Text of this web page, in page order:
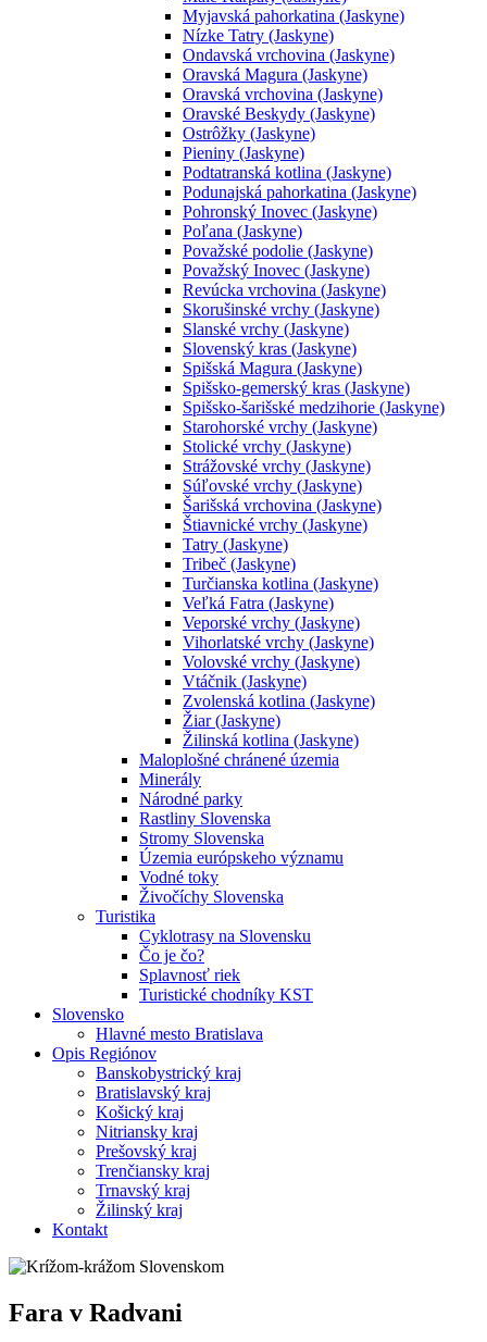
Myjavská pahorkatina (Jaskyne)
Nízke Tatry (Jaskyne)
Ondavská vrchovina (Jaskyne)
Oravská Magura (Jaskyne)
Oravská vrchovina (Jaskyne)
Oravské Beskydy (Jaskyne)
Ostrôžky (Jaskyne)
Pieniny (Jaskyne)
Podtatranská kotlina (Jaskyne)
Podunajská pahorkatina (Jaskyne)
Pohronský Inovec (Jaskyne)
Poľana (Jaskyne)
Považské podolie (Jaskyne)
Považský Inovec (Jaskyne)
Revúcka vrchovina (Jaskyne)
Skorušinské vrchy (Jaskyne)
Slanské vrchy (Jaskyne)
Slovenský kras (Jaskyne)
Spišská Magura (Jaskyne)
Spišsko-gemerský kras (Jaskyne)
Spišsko-šarišské medzihorie (Jaskyne)
Starohorské vrchy (Jaskyne)
Stolické vrchy (Jaskyne)
Strážovské vrchy (Jaskyne)
Súľovské vrchy (Jaskyne)
Šarišská vrchovina (Jaskyne)
Štiavnické vrchy (Jaskyne)
Tatry (Jaskyne)
Tribeč (Jaskyne)
Turčianska kotlina (Jaskyne)
Veľká Fatra (Jaskyne)
Veporské vrchy (Jaskyne)
Vihorlatské vrchy (Jaskyne)
Volovské vrchy (Jaskyne)
Vtáčnik (Jaskyne)
Zvolenská kotlina (Jaskyne)
Žiar (Jaskyne)
Žilinská kotlina (Jaskyne)
Maloplošné chránené územia
Minerály
Národné parky
Rastliny Slovenska
Stromy Slovenska
Územia európskeho významu
Vodné toky
Živočíchy Slovenska
Turistika
Cyklotrasy na Slovensku
Čo je čo?
Splavnosť riek
Turistické chodníky KST
Slovensko
Hlavné mesto Bratislava
Opis Regiónov
Banskobystrický kraj
Bratislavský kraj
Košický kraj
Nitriansky kraj
Prešovský kraj
Trenčiansky kraj
Trnavský kraj
Žilinský kraj
Kontakt
Fara v Radvani